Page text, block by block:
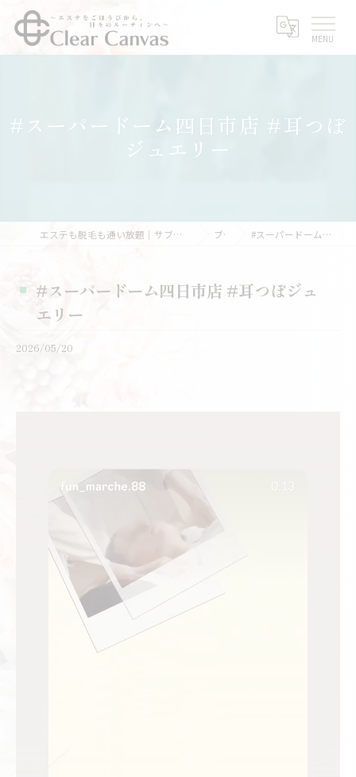
#スーパードーム四日市店 #耳つぼ
ジュエリー
エステも脱毛も通い放題｜サブスクエステなら三重県亀山市のClear Canvas ブログ #スーパードーム四日市店 #耳つぼジュエリー
#スーパードーム四日市店 #耳つぼジュ
エリー
2026/05/20